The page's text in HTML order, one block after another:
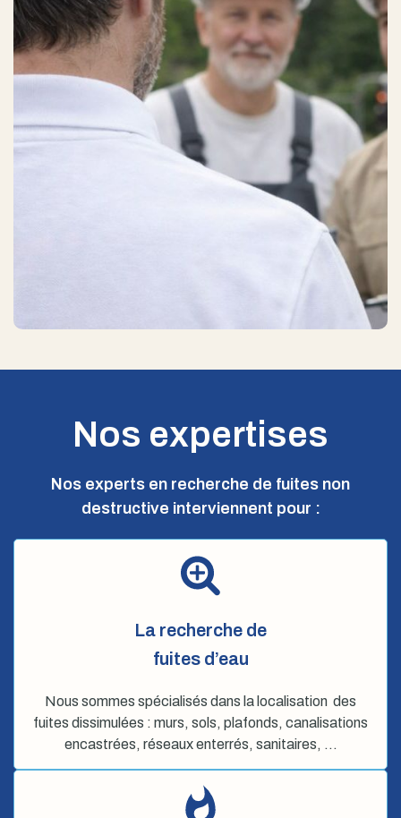
Nos expertises
Nos experts en recherche de fuites non
destructive interviennent pour :
La recherche de
fuites d’eau
Nous sommes spécialisés dans la localisation des
fuites dissimulées : murs, sols, plafonds, canalisations
encastrées, réseaux enterrés, sanitaires, …